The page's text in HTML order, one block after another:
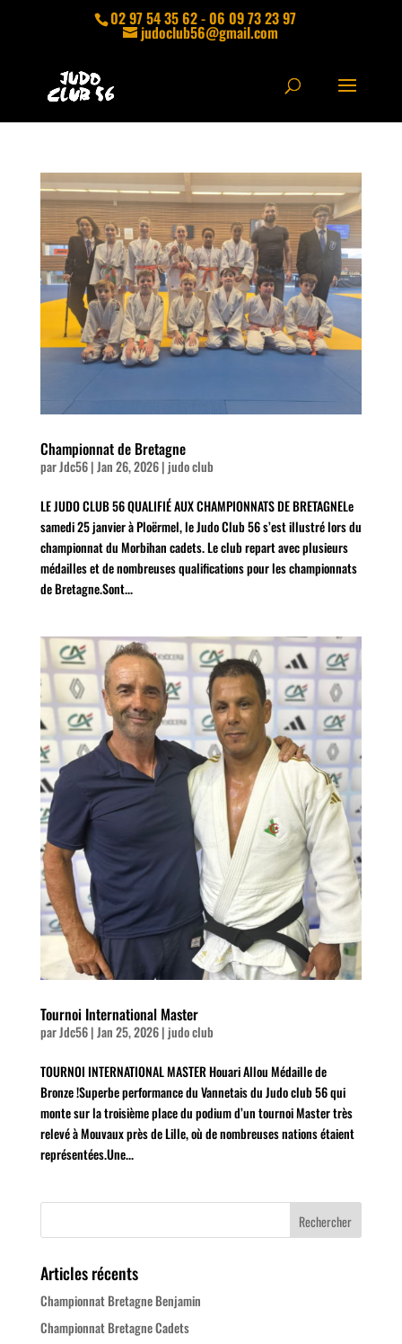
02 97 54 35 62 - 06 09 73 23 97
judoclub56@gmail.com
Championnat de Bretagne
parJdc56|Jan 26, 2026| judo club
LE JUDO CLUB 56 QUALIFIÉ AUX CHAMPIONNATS DE BRETAGNELe
samedi 25 janvier à Ploërmel, le Judo Club 56 s’est illustré lors du
championnat du Morbihan cadets. Le club repart avec plusieurs
médailles et de nombreuses qualifications pour les championnats
de Bretagne.Sont...
Tournoi International Master
parJdc56|Jan 25, 2026| judo club
TOURNOI INTERNATIONAL MASTER Houari Allou Médaille de
Bronze !Superbe performance du Vannetais du Judo club 56 qui
monte sur la troisième place du podium d’un tournoi Master très
relevé à Mouvaux près de Lille, où de nombreuses nations étaient
représentées.Une...
Articles récents
Championnat Bretagne Benjamin
Championnat Bretagne Cadets